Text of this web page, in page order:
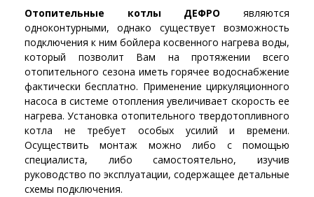
Отопительные котлы ДЕФРО являются
одноконтурными, однако существует возможность
подключения к ним бойлера косвенного нагрева воды,
который позволит Вам на протяжении всего
отопительного сезона иметь горячее водоснабжение
фактически бесплатно. Применение циркуляционного
насоса в системе отопления увеличивает скорость ее
нагрева. Установка отопительного твердотопливного
котла не требует особых усилий и времени.
Осуществить монтаж можно либо с помощью
специалиста, либо самостоятельно, изучив
руководство по эксплуатации, содержащее детальные
схемы подключения.